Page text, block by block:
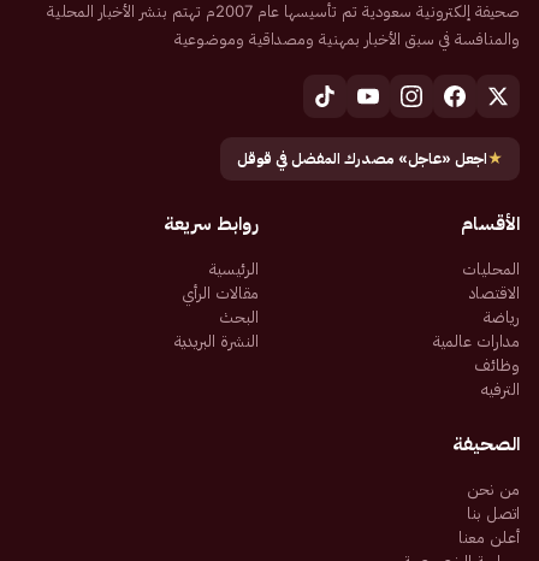
صحيفة إلكترونية سعودية تم تأسيسها عام 2007م تهتم بنشر الأخبار المحلية
والمنافسة في سبق الأخبار بمهنية ومصداقية وموضوعية
★اجعل «عاجل» مصدرك المفضل في قوقل
الأقسام
المحليات
الاقتصاد
رياضة
مدارات عالمية
وظائف
الترفيه
روابط سريعة
الرئيسية
مقالات الرأي
البحث
النشرة البريدية
الصحيفة
من نحن
اتصل بنا
أعلن معنا